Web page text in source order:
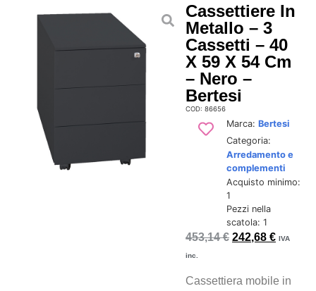
Cassettiere In
Metallo – 3
Cassetti – 40
X 59 X 54 Cm
– Nero –
Bertesi
COD: 86656
Marca: Bertesi
Categoria:
Arredamento e
complementi
Acquisto minimo:
1
Pezzi nella
scatola: 1
453,14€ 242,68€ IVA
inc.
Cassettiera mobile in